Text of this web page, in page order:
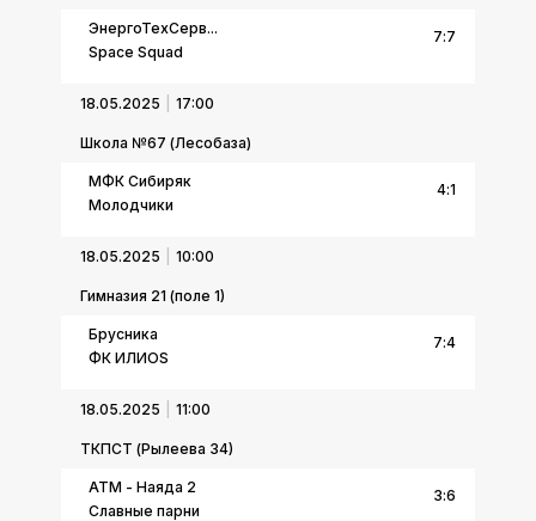
ЭнергоТехСерв...
Space Squad
7:7
18.05.2025 17:00
Школа №67 (Лесобаза)
МФК Сибиряк
Молодчики
4:1
18.05.2025 10:00
Гимназия 21 (поле 1)
Брусника
ФК ИЛИОS
7:4
18.05.2025 11:00
ТКПСТ (Рылеева 34)
АТМ - Наяда 2
Славные парни
3:6